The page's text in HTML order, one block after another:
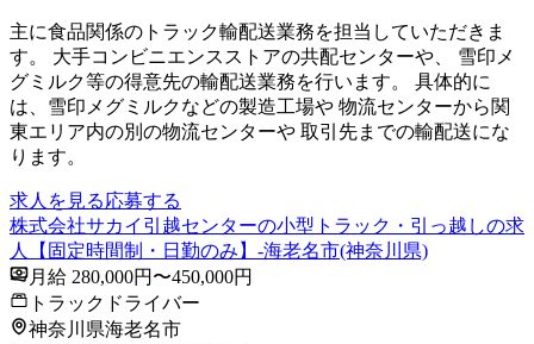
主に食品関係のトラック輸配送業務を担当していただきま
す。 大手コンビニエンスストアの共配センターや、 雪印メ
グミルク等の得意先の輸配送業務を行います。 具体的に
は、雪印メグミルクなどの製造工場や 物流センターから関
東エリア内の別の物流センターや 取引先までの輸配送にな
ります。
求人を見る応募する
株式会社サカイ引越センターの小型トラック・引っ越しの求
人【固定時間制・日勤のみ】-海老名市(神奈川県)
月給 280,000円〜450,000円
トラックドライバー
神奈川県海老名市